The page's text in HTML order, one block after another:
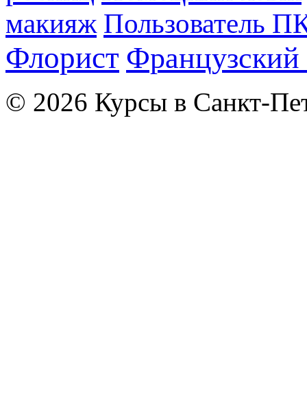
макияж Пользователь
Флорист Французский
© 2026 Курсы в Санкт-